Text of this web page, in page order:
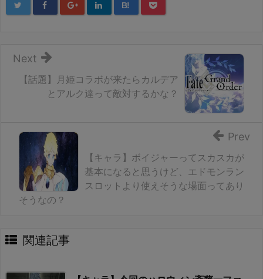
B!
【話題】月姫コラボが来たらカルデア
とアルク達って敵対するかな？
Next
【キャラ】ボイジャーってスカスカが
基本になると思うけど、エドモンラン
スロットより使えそうな場面ってあり
そうなの？
Prev
関連記事